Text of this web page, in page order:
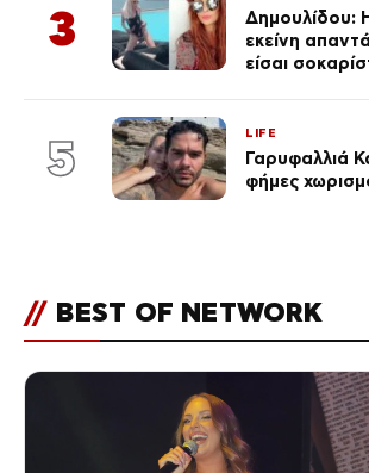
3
Δημουλίδου:
εκείνη
είσαι
5 LIFE
Γαρυφαλλιά
φήμες
// BEST OF NETWORK